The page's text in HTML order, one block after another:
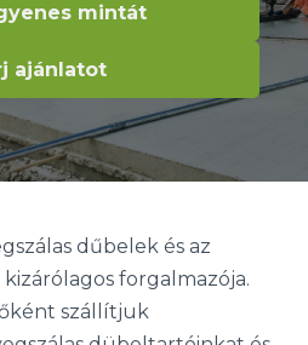
mintát
ajánlatot
dűbelek és az
forgalmazója.
szállítjuk